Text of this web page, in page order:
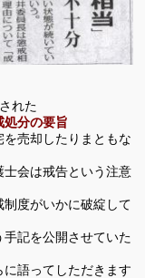
れた
処分の要旨
売却したりまともな
会は戒告という注意
度がいかに破綻して
記を公開させていた
語ってしただきます